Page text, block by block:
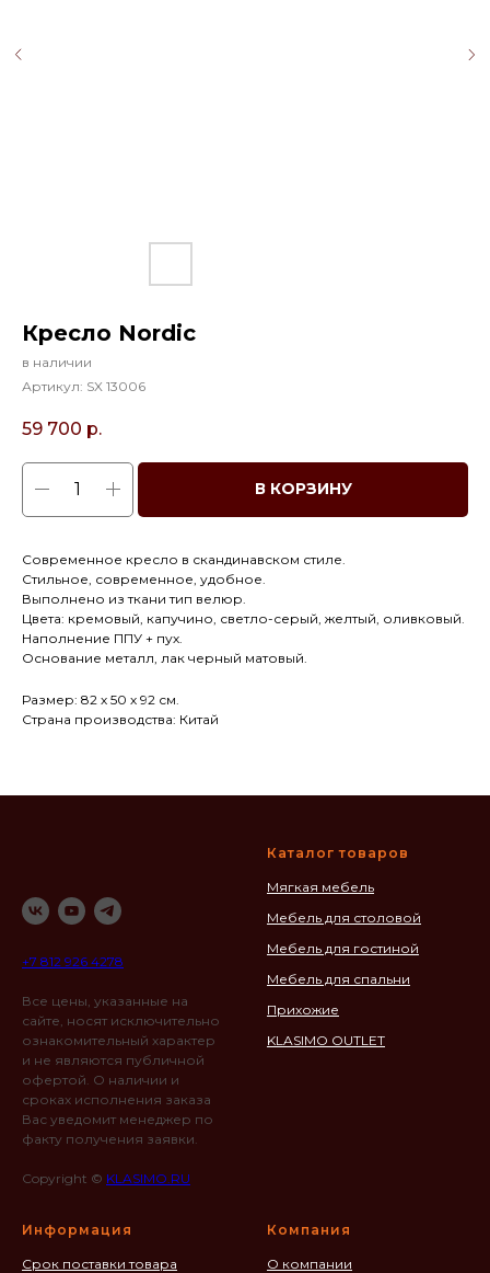
Кресло Nordic
в наличии
Артикул: SX 13006
59 700 р.
В КОРЗИНУ
Современное кресло в скандинавском стиле.
Стильное, современное, удобное.
Выполнено из ткани тип велюр.
Цвета: кремовый, капучино, светло-серый, желтый, оливковый.
Наполнение ППУ + пух.
Основание металл, лак черный матовый.
Размер: 82 х 50 х 92 см.
Страна производства: Китай
+7 812 926 4278
Все цены, указанные на
сайте, носят исключительно
ознакомительный характер
и не являются публичной
офертой. О наличии и
сроках исполнения заказа
Вас уведомит менеджер по
факту получения заявки.
Copyright © KLASIMO.RU
Каталог товаров
Мягкая мебель
Мебель для столовой
Мебель для гостиной
Мебель для спальни
Прихожие
KLASIMO OUTLET
Информация
Срок поставки товара
Компания
О компании